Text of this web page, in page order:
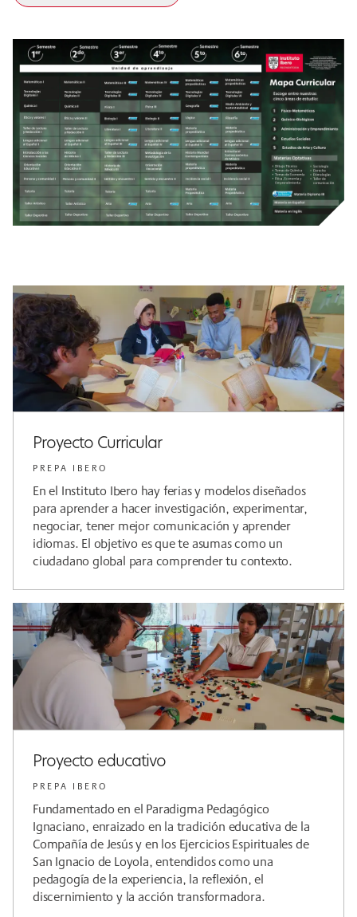
Proyecto Curricular
PREPA IBERO
En el Instituto Ibero hay ferias y modelos diseñados
para aprender a hacer investigación, experimentar,
negociar, tener mejor comunicación y aprender
idiomas. El objetivo es que te asumas como un
ciudadano global para comprender tu contexto.
Proyecto educativo
PREPA IBERO
Fundamentado en el Paradigma Pedagógico
Ignaciano, enraizado en la tradición educativa de la
Compañía de Jesús y en los Ejercicios Espirituales de
San Ignacio de Loyola, entendidos como una
pedagogía de la experiencia, la reflexión, el
discernimiento y la acción transformadora.